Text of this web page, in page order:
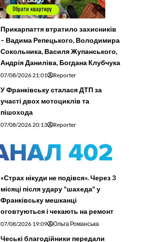
Прикарпаття втратило захисників
– Вадима Репецького, Володимира
Сокольника, Василя Жупанського,
Андрія Даниліва, Богдана Клубчука
07/08/2026 21:01 Reporter
У Франківську сталася ДТП за
участі двох мотоциклів та
пішохода
07/08/2026 20:13 Reporter
«Страх нікуди не подівся». Через 3
місяці після удару "шахеда" у
Франківську мешканці
оговтуються і чекають на ремонт
07/08/2026 19:09 Ольга Романська
Чеські благодійники передали